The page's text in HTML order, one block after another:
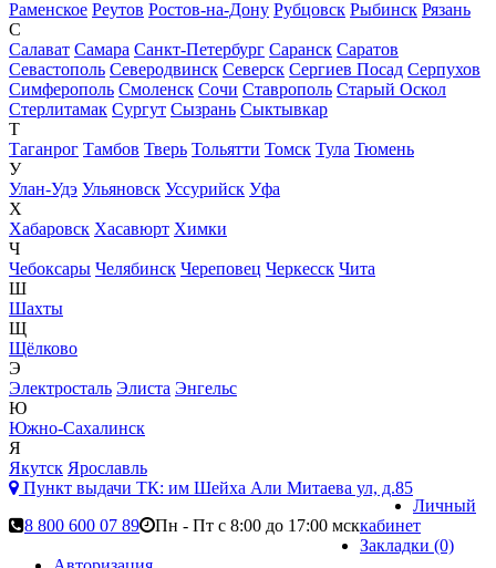
Раменское Реутов Ростов-на-Дону Рубцовск Рыбинск Рязань
С
Салават Самара Санкт-Петербург Саранск Саратов
Севастополь Северодвинск Северск Сергиев Посад Серпухов
Симферополь Смоленск Сочи Ставрополь Старый Оскол
Стерлитамак Сургут Сызрань Сыктывкар
Т
Таганрог Тамбов Тверь Тольятти Томск Тула Тюмень
У
Улан-Удэ Ульяновск Уссурийск Уфа
Х
Хабаровск Хасавюрт Химки
Ч
Чебоксары Челябинск Череповец Черкесск Чита
Ш
Шахты
Щ
Щёлково
Э
Электросталь Элиста Энгельс
Ю
Южно-Сахалинск
Я
Якутск Ярославль
Пункт выдачи ТК: им Шейха Али Митаева ул, д.85
8 800 600 07 89
Пн - Пт с 8:00 до 17:00 мск
Личный
кабинет
Закладки (0)